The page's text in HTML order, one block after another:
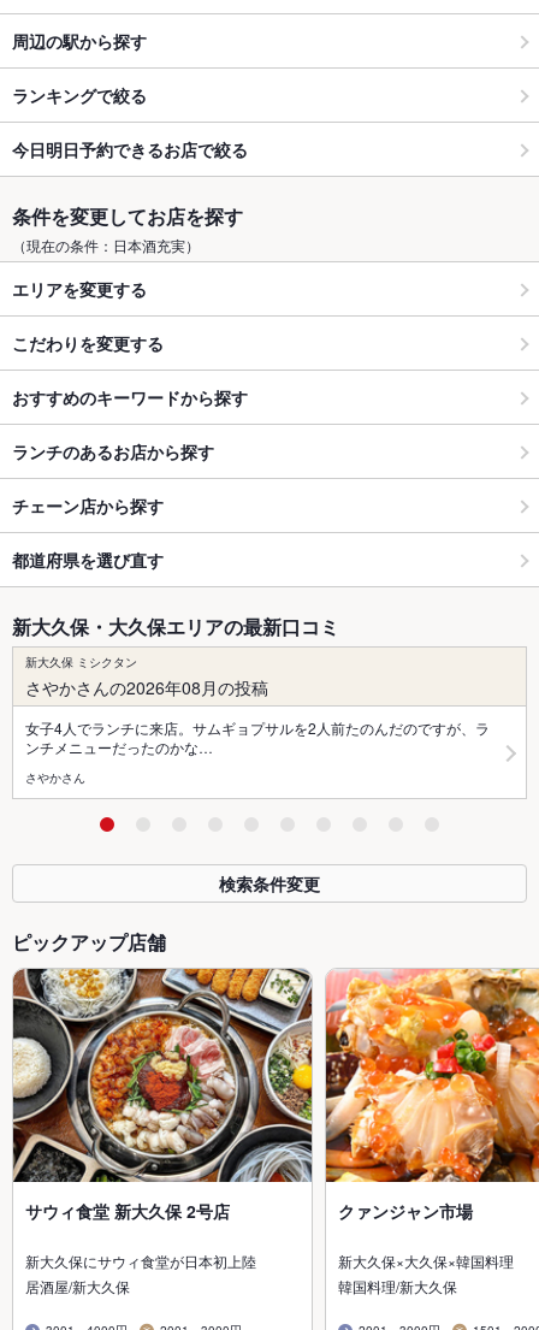
周辺の駅から探す
ランキングで絞る
今日明日予約できるお店で絞る
条件を変更してお店を探す
（現在の条件：日本酒充実）
エリアを変更する
こだわりを変更する
おすすめのキーワードから探す
ランチのあるお店から探す
チェーン店から探す
都道府県を選び直す
新大久保・大久保エリアの最新口コミ
新大久保 ミシクタン
さやかさんの2026年08月の投稿
女子4人でランチに来店。サムギョプサルを2人前たのんだのですが、ラ
ンチメニューだったのかな…
さやかさん
検索条件変更
ピックアップ店舗
サウィ食堂 新大久保 2号店
新大久保にサウィ食堂が日本初上陸
居酒屋/新大久保
クァンジャン市場
新大久保×大久保×韓国料理
韓国料理/新大久保